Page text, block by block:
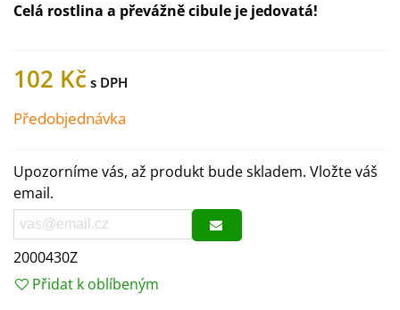
Celá rostlina a převážně cibule je jedovatá!
102 Kč
Předobjednávka
Upozorníme vás, až produkt bude skladem. Vložte váš
email.
2000430Z
Přidat k oblíbeným